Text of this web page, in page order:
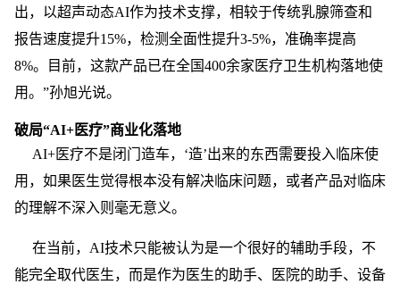
出，以超声动态AI作为技术支撑，相较于传统乳腺筛查和
报告速度提升15%，检测全面性提升3-5%，准确率提高
8%。目前，这款产品已在全国400余家医疗卫生机构落地使
用。”孙旭光说。
破局“AI+医疗”商业化落地
AI+医疗不是闭门造车，‘造’出来的东西需要投入临床使
用，如果医生觉得根本没有解决临床问题，或者产品对临床
的理解不深入则毫无意义。
在当前，AI技术只能被认为是一个很好的辅助手段，不
能完全取代医生，而是作为医生的助手、医院的助手、设备